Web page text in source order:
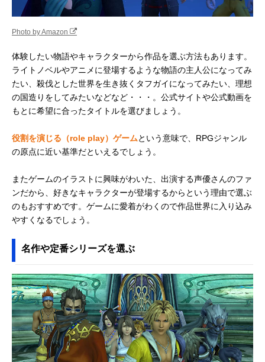
Photo by Amazon
体験したい物語やキャラクターから作品を選ぶ方法もあります。
ライトノベルやアニメに登場するような物語の主人公になってみ
たい、殺伐とした世界を生き抜くタフガイになってみたい、理想
の国造りをしてみたいなどなど・・・。公式サイトや公式動画を
もとに希望に合ったタイトルを選びましょう。
役割を演じる（role play）ゲームという意味で、RPGジャンル
の原点に近い基準だといえるでしょう。
またゲームのイラストに興味がわいた、出演する声優さんのファ
ンだから、好きなキャラクターが登場するからという理由で選ぶ
のもおすすめです。ゲームに愛着がわくので作品世界に入り込み
やすくなるでしょう。
名作や定番シリーズを選ぶ